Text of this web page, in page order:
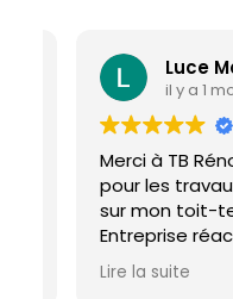
Luce
il y a 1 mois
Merci à TB
pour les
sur mon toit-
Entreprise
agréable. Le
soin et dans les
Lire la suite